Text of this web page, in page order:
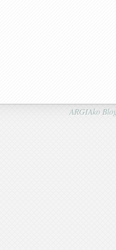
ARGIAko